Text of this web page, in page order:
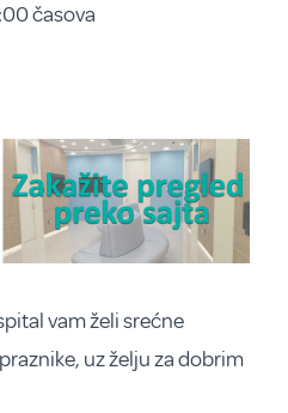
časova
vam želi srećne
uz želju za dobrim